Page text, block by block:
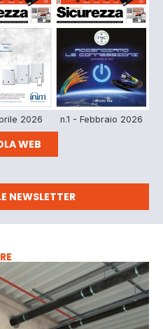
2026 n.1 - Febbraio 2026
WEB
NEWSLETTER